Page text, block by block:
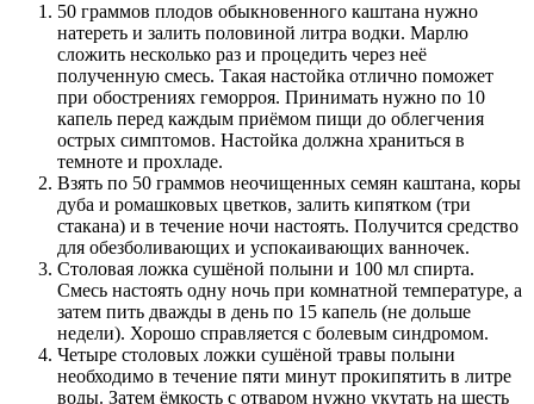
50 граммов плодов обыкновенного каштана нужно
натереть и залить половиной литра водки. Марлю
сложить несколько раз и процедить через неё
полученную смесь. Такая настойка отлично поможет
при обострениях геморроя. Принимать нужно по 10
капель перед каждым приёмом пищи до облегчения
острых симптомов. Настойка должна храниться в
темноте и прохладе.
Взять по 50 граммов неочищенных семян каштана, коры
дуба и ромашковых цветков, залить кипятком (три
стакана) и в течение ночи настоять. Получится средство
для обезболивающих и успокаивающих ванночек.
Столовая ложка сушёной полыни и 100 мл спирта.
Смесь настоять одну ночь при комнатной температуре, а
затем пить дважды в день по 15 капель (не дольше
недели). Хорошо справляется с болевым синдромом.
Четыре столовых ложки сушёной травы полыни
необходимо в течение пяти минут прокипятить в литре
воды. Затем ёмкость с отваром нужно укутать на шесть